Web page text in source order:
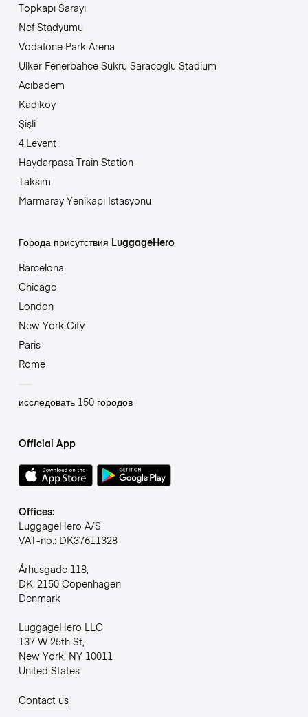
Topkapı Sarayı
Nef Stadyumu
Vodafone Park Arena
Ulker Fenerbahce Sukru Saracoglu Stadium
Acıbadem
Kadıköy
Şişli
4.Levent
Haydarpasa Train Station
Taksim
Marmaray Yenikapı İstasyonu
Города присутствия LuggageHero
Barcelona
Chicago
London
New York City
Paris
Rome
исследовать 150 городов
Official App
Offices:
LuggageHero A/S
VAT-no.: DK37611328
Århusgade 118,
DK-2150 Copenhagen
Denmark
LuggageHero LLC
137 W 25th St,
New York, NY 10011
United States
Contact us